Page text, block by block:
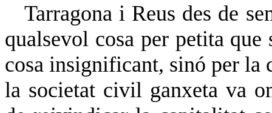
Tarragona i Reus des de
qualsevol cosa per petita
cosa insignificant, sinó per la
la societat civil ganxeta va